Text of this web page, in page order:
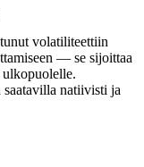
volatiliteettiin
— se sijoittaa
ulkopuolelle.
natiivisti ja